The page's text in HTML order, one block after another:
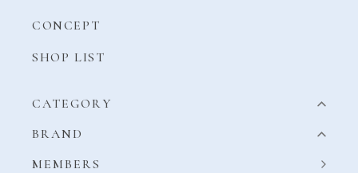
CONCEPT
SHOP LIST
CATEGORY
BRAND
MEMBERS